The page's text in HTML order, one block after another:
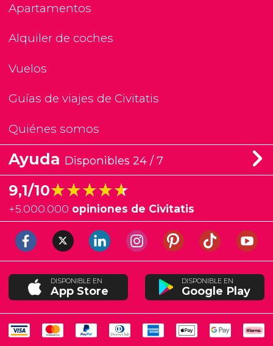
Apartamentos
Alquiler de coches
Vuelos
Guías de viajes de Civitatis
Quiénes somos
Ayuda Disponibles 24 / 7
9,1/10★★★★★
★★★★★
+5.000.000 opiniones de Civitatis
DISPONIBLE EN
App Store
DISPONIBLE EN
Google Play